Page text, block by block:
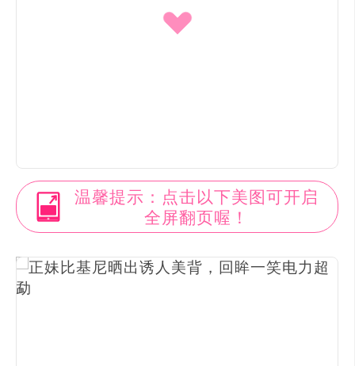
温馨提示：点击以下美图可开启
全屏翻页喔！